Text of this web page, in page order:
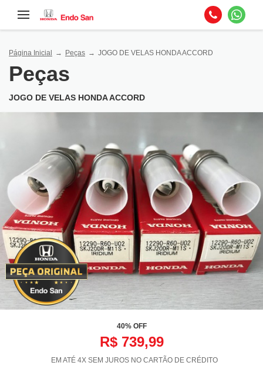
Página Inicial Peças JOGO DE VELAS HONDA ACCORD
Peças
JOGO DE VELAS HONDA ACCORD
40% OFF
R$ 739,99
EM ATÉ 4X SEM JUROS NO CARTÃO DE CRÉDITO